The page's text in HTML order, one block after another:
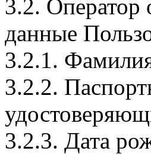
3.2. Оператор
данные
3.2.1.
3.2.2.
3.2.3. Дата